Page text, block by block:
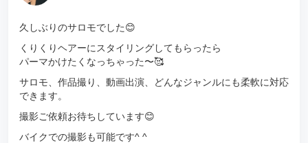
久しぶりのサロモでした😊
くりくりヘアーにスタイリングしてもらったら
パーマかけたくなっちゃった〜🥰
サロモ、作品撮り、動画出演、どんなジャンルにも柔軟に対応
できます。
撮影ご依頼お待ちしています😊
バイクでの撮影も可能です^ ^